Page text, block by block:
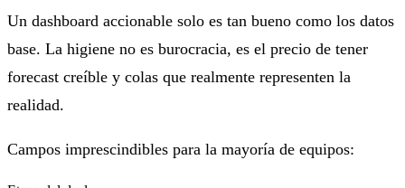
Un dashboard accionable solo es tan bueno como los datos
base. La higiene no es burocracia, es el precio de tener
forecast creíble y colas que realmente representen la
realidad.
Campos imprescindibles para la mayoría de equipos: